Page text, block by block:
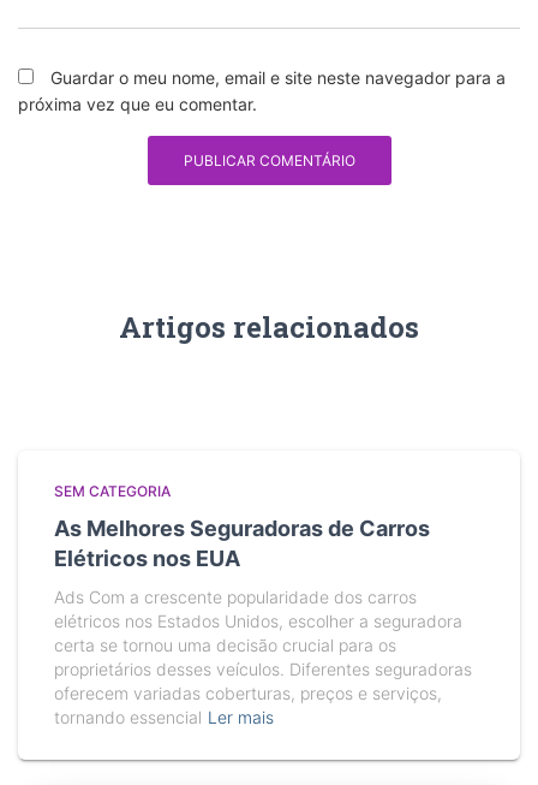
Guardar o meu nome, email e site neste navegador para a
próxima vez que eu comentar.
Artigos relacionados
SEM CATEGORIA
As Melhores Seguradoras de Carros
Elétricos nos EUA
Ads Com a crescente popularidade dos carros
elétricos nos Estados Unidos, escolher a seguradora
certa se tornou uma decisão crucial para os
proprietários desses veículos. Diferentes seguradoras
oferecem variadas coberturas, preços e serviços,
tornando essencial Ler mais